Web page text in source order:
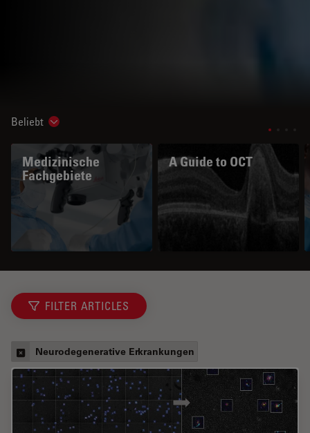
Beliebt Show subnavigation
Medizinische
Fachgebiete
A Guide to OCT
FILTER ARTICLES
Neurodegenerative Erkrankungen